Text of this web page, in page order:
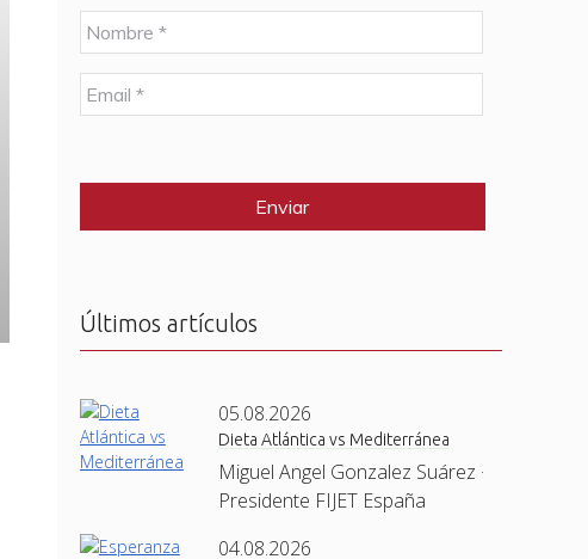
N
o
m
b
r
E
m
l
Últimos artículos
05.08.2026
Dieta Atlántica vs Mediterránea
Miguel Angel Gonzalez Suárez ·
Presidente FIJET España
04.08.2026